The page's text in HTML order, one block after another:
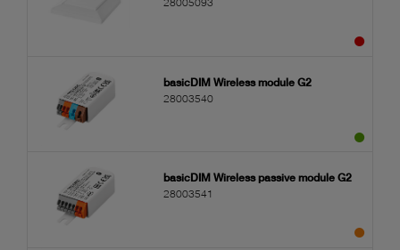
basicDIM Wireless module G2
28003540
basicDIM Wireless passive module G2
28003541